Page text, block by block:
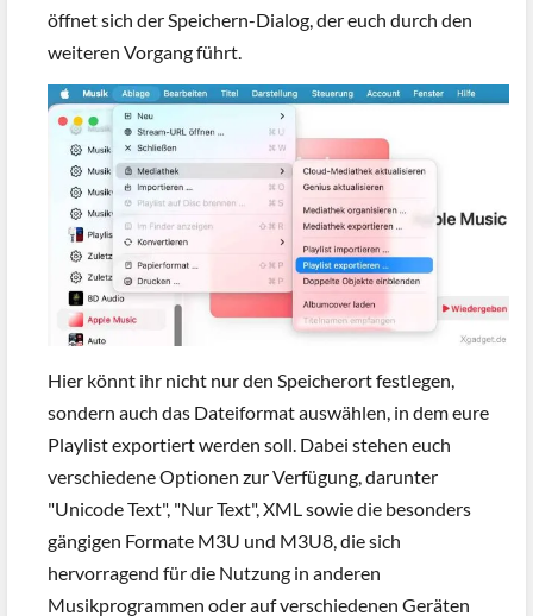
öffnet sich der Speichern-Dialog, der euch durch den
weiteren Vorgang führt.
Hier könnt ihr nicht nur den Speicherort festlegen,
sondern auch das Dateiformat auswählen, in dem eure
Playlist exportiert werden soll. Dabei stehen euch
verschiedene Optionen zur Verfügung, darunter
"Unicode Text", "Nur Text", XML sowie die besonders
gängigen Formate M3U und M3U8, die sich
hervorragend für die Nutzung in anderen
Musikprogrammen oder auf verschiedenen Geräten